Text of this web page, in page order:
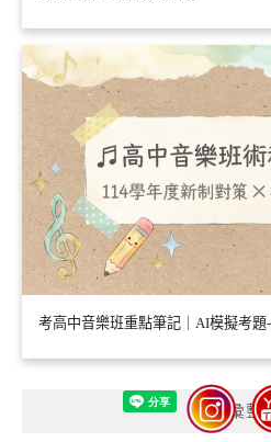
考高中音樂班重點筆記｜AI模擬考
彙整